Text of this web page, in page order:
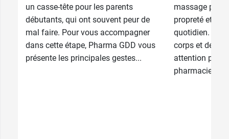
un casse-tête pour les parents
débutants, qui ont souvent peur de
mal faire. Pour vous accompagner
dans cette étape, Pharma GDD vous
présente les principales gestes...
massage
propreté et au
quotidien.
corps et de
attention
pharmaciens...